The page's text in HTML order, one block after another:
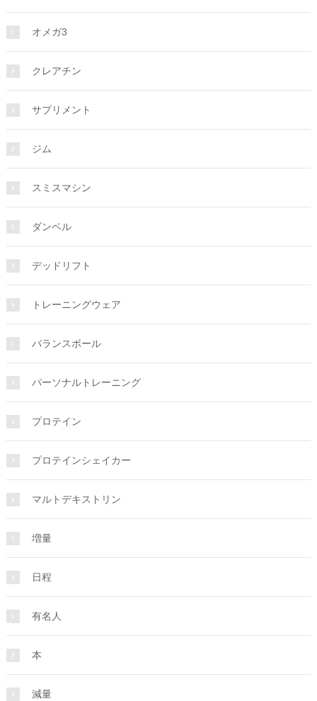
オメガ3
クレアチン
サプリメント
ジム
スミスマシン
ダンベル
デッドリフト
トレーニングウェア
バランスボール
パーソナルトレーニング
プロテイン
プロテインシェイカー
マルトデキストリン
増量
日程
有名人
本
減量